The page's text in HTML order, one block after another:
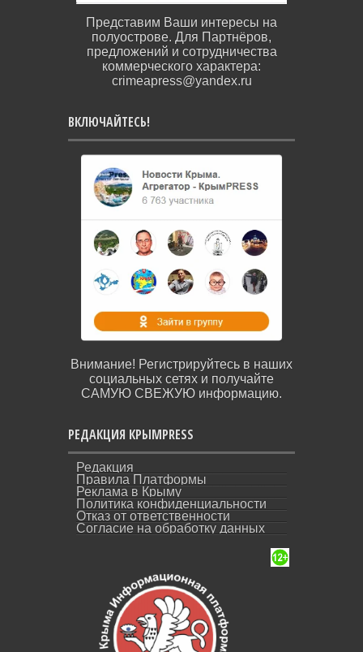
Представим Ваши интересы на
полуострове. Для Партнёров,
предложений и сотрудничества
коммерческого характера:
crimeapress@yandex.ru
ВКЛЮЧАЙТЕСЬ!
Внимание! Регистрируйтесь в наших
социальных сетях и получайте
САМУЮ СВЕЖУЮ информацию.
РЕДАКЦИЯ КРЫМPRESS
Редакция
Правила Платформы
Реклама в Крыму
Политика конфиденциальности
Отказ от ответственности
Согласие на обработку данных